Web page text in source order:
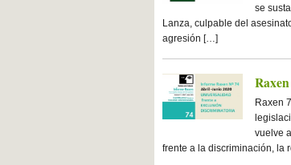
se
Lanza, culpable del
agresión […]
Raxen
vuelve
frente a la discriminación, la